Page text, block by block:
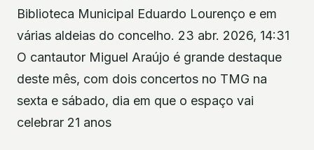
Biblioteca Municipal Eduardo Lourenço e em
várias aldeias do concelho. 23 abr. 2026, 14:31
O cantautor Miguel Araújo é grande destaque
deste mês, com dois concertos no TMG na
sexta e sábado, dia em que o espaço vai
celebrar 21 anos